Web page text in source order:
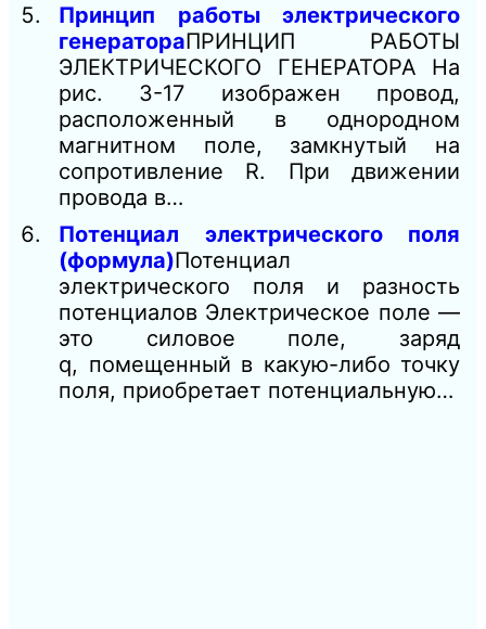
Принцип работы электрического
генератораПРИНЦИП РАБОТЫ
ЭЛЕКТРИЧЕСКОГО ГЕНЕРАТОРА На
рис. 3-17 изображен провод,
расположенный в однородном
магнитном поле, замкнутый на
сопротивление R. При движении
провода в…
Потенциал электрического поля
(формула)Потенциал
электрического поля и разность
потенциалов Электрическое поле —
это силовое поле, заряд
q, помещенный в какую-либо точку
поля, приобретает потенциальную…